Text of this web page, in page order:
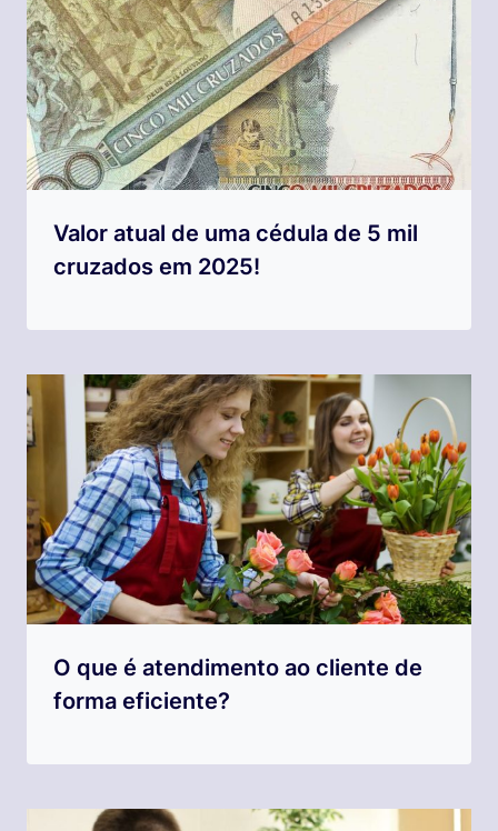
Valor atual de uma cédula de 5 mil
cruzados em 2025!
O que é atendimento ao cliente de
forma eficiente?